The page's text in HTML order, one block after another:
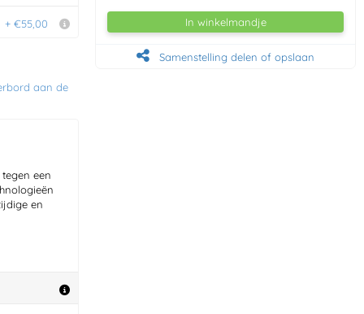
+ €55,00
aan de
een
en
In winkelmandje
Samenstelling delen of opslaan